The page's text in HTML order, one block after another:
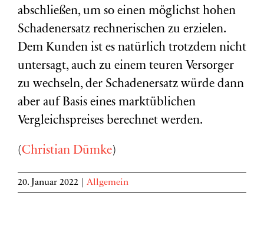
abschließen, um so einen möglichst hohen
Schadenersatz rechnerischen zu erzielen.
Dem Kunden ist es natürlich trotzdem nicht
untersagt, auch zu einem teuren Versorger
zu wechseln, der Schadenersatz würde dann
aber auf Basis eines marktüblichen
Vergleichspreises berechnet werden.
(Christian Dümke)
20. Januar 2022 Allgemein